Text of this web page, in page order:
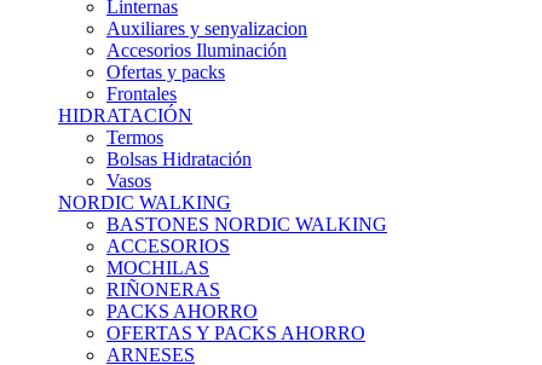
Linternas
Auxiliares y senyalizacion
Accesorios Iluminación
Ofertas y packs
Frontales
HIDRATACIÓN
Termos
Bolsas Hidratación
Vasos
NORDIC WALKING
BASTONES NORDIC WALKING
ACCESORIOS
MOCHILAS
RIÑONERAS
PACKS AHORRO
OFERTAS Y PACKS AHORRO
ARNESES